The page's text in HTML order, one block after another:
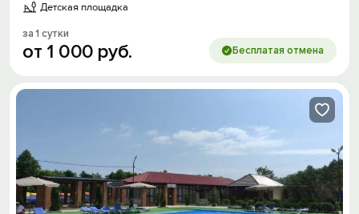
Детская площадка
за 1 сутки
от 1 000 руб. Бесплатая отмена